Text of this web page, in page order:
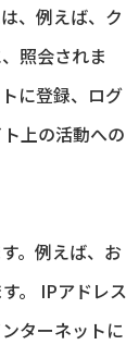
、例えば、ク
照会されま
に登録、ログ
上の活動への
。例えば、お
。 IPアドレス
ターネットに